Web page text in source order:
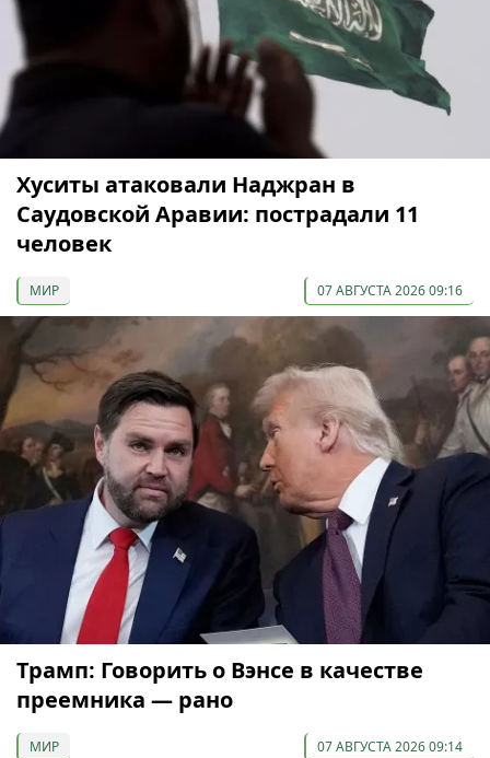
Хуситы атаковали Наджран в
Саудовской Аравии: пострадали 11
человек
МИР 07 АВГУСТА 2026 09:16
Трамп: Говорить о Вэнсе в качестве
преемника — рано
МИР 07 АВГУСТА 2026 09:14